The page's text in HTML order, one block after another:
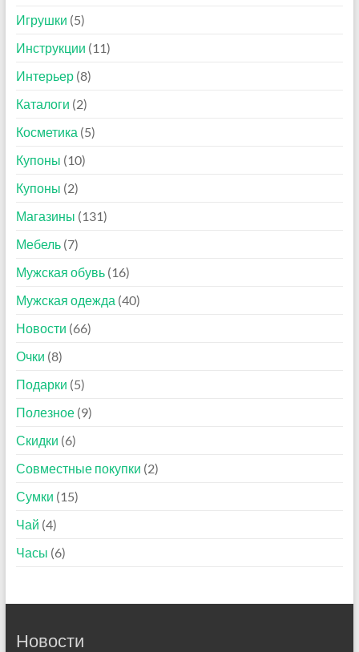
Игрушки (5)
Инструкции (11)
Интерьер(8)
Каталоги (2)
Косметика (5)
Купоны (10)
Купоны (2)
Магазины (131)
Мебель(7)
Мужская обувь(16)
Мужская одежда (40)
Новости (66)
Очки (8)
Подарки (5)
Полезное(9)
Скидки (6)
Совместные покупки (2)
Сумки (15)
Чай (4)
Часы (6)
Новости